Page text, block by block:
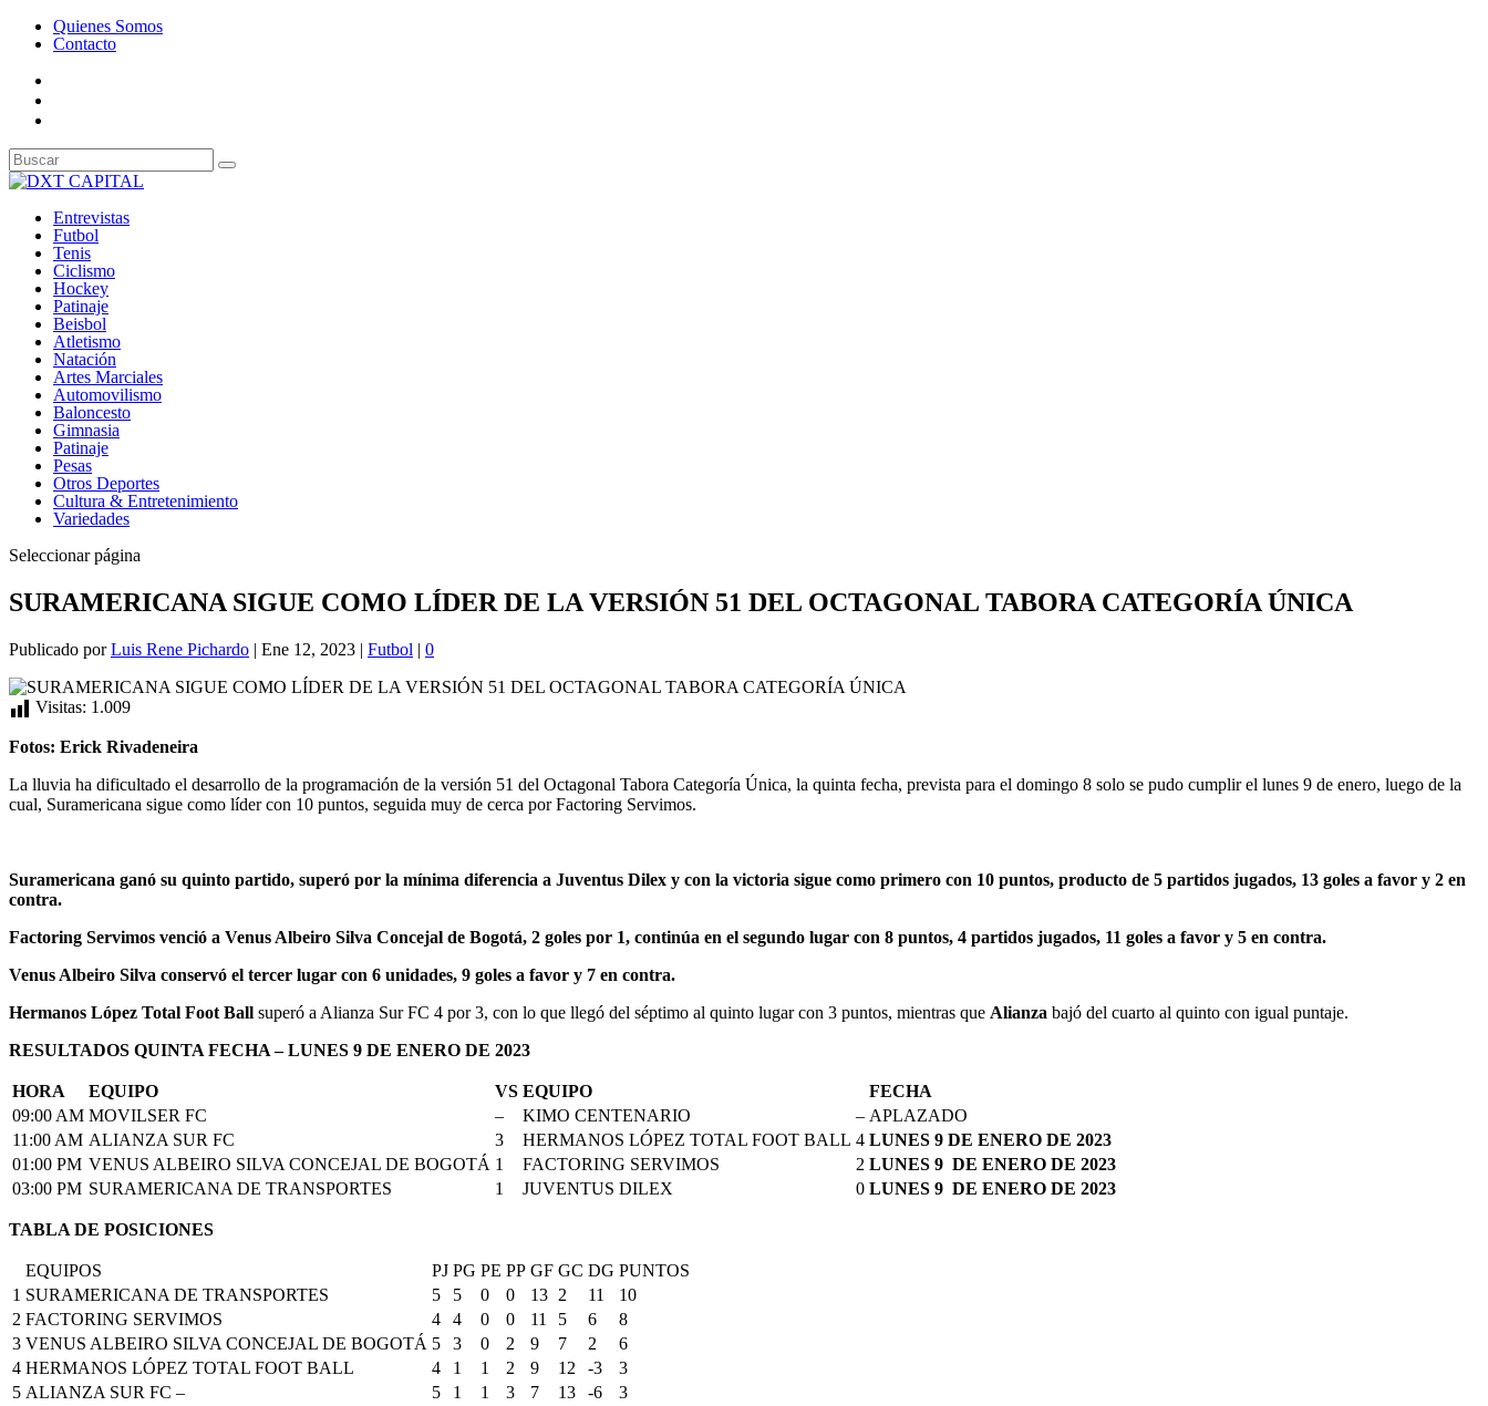
Quienes Somos
Contacto
Entrevistas
Futbol
Tenis
Ciclismo
Hockey
Patinaje
Beisbol
Atletismo
Natación
Artes Marciales
Automovilismo
Baloncesto
Gimnasia
Patinaje
Pesas
Otros Deportes
Cultura & Entretenimiento
Variedades
Seleccionar página
SURAMERICANA SIGUE COMO LÍDER DE LA VERSIÓN 51 DEL OCTAGONAL TABORA CATEGORÍA ÚNICA
Publicado porLuis Rene Pichardo | Ene 12, 2023 | Futbol | 0
Visitas: 1.009
Fotos: Erick Rivadeneira
La lluvia ha dificultado el desarrollo de la programación de la versión 51 del Octagonal Tabora Categoría Única, la quinta fecha, prevista para el domingo 8 solo se pudo cumplir el lunes 9 de enero, luego de la
cual, Suramericana sigue como líder con 10 puntos, seguida muy de cerca por Factoring Servimos.
Suramericana ganó su quinto partido, superó por la mínima diferencia a Juventus Dilex y con la victoria sigue como primero con 10 puntos, producto de 5 partidos jugados, 13 goles a favor y 2 en
contra.
Factoring Servimos venció a Venus Albeiro Silva Concejal de Bogotá, 2 goles por 1, continúa en el segundo lugar con 8 puntos, 4 partidos jugados, 11 goles a favor y 5 en contra.
Venus Albeiro Silva conservó el tercer lugar con 6 unidades, 9 goles a favor y 7 en contra.
Hermanos López Total Foot Ball superó a Alianza Sur FC 4 por 3, con lo que llegó del séptimo al quinto lugar con 3 puntos, mientras que Alianza bajó del cuarto al quinto con igual puntaje.
RESULTADOS QUINTA FECHA – LUNES 9 DE ENERO DE 2023
HORA EQUIPO VS EQUIPO
FECHA
09:00 AM MOVILSER FC – KIMO CENTENARIO – APLAZADO
11:00 AM ALIANZA SUR FC 3 HERMANOS LÓPEZ TOTAL FOOT BALL 4 LUNES 9 DE ENERO DE 2023
01:00 PM VENUS ALBEIRO SILVA CONCEJAL DE BOGOTÁ 1 FACTORING SERVIMOS 2 LUNES 9 DE ENERO DE 2023
03:00 PM SURAMERICANA DE TRANSPORTES 1 JUVENTUS DILEX 0 LUNES 9 DE ENERO DE 2023
TABLA DE POSICIONES
EQUIPOS PJ PG PE PP GF GC DG PUNTOS
1 SURAMERICANA DE TRANSPORTES 5 5 0 0 13 2 11
10
2 FACTORING SERVIMOS 4 4 0 0 11 5 6
8
3 VENUS ALBEIRO SILVA CONCEJAL DE BOGOTÁ 5 3 0 2 9 7 2
6
4 HERMANOS LÓPEZ TOTAL FOOT BALL 4 1 1 2 9 12 -3
3
5 ALIANZA SUR FC – 5 1 1 3 7 13 -6
3